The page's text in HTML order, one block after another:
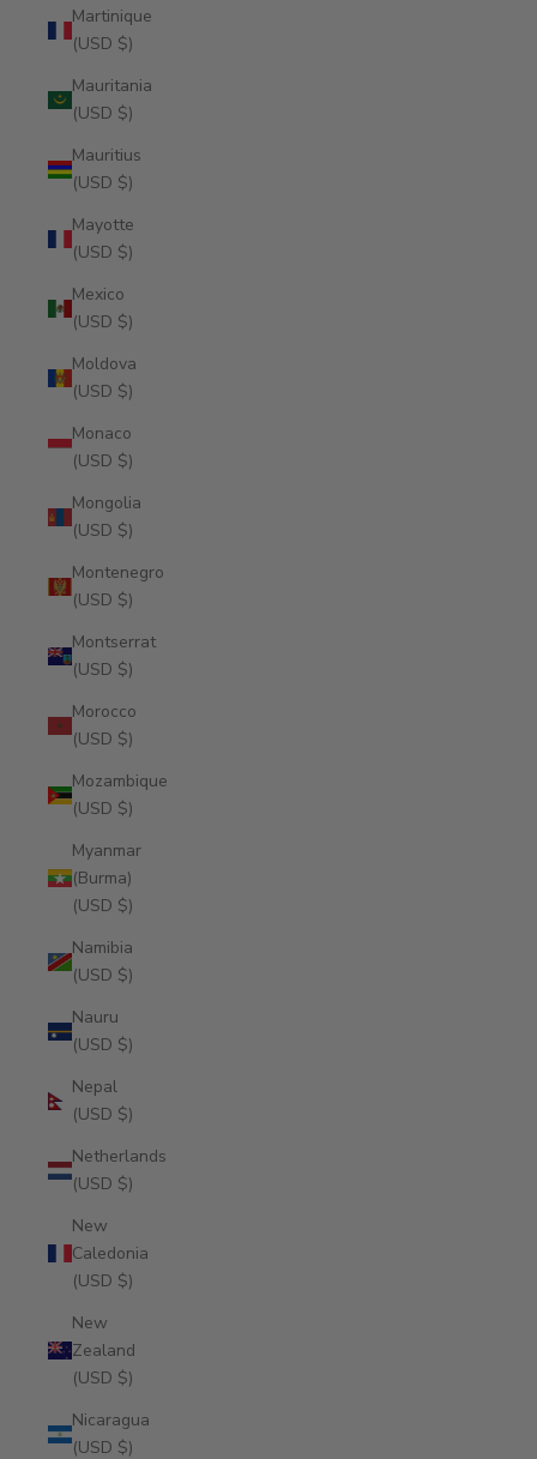
Martinique
(USD $)
Mauritania
(USD $)
Mauritius
(USD $)
Mayotte
(USD $)
Mexico
(USD $)
Moldova
(USD $)
Monaco
(USD $)
Mongolia
(USD $)
Montenegro
(USD $)
Montserrat
(USD $)
Morocco
(USD $)
Mozambique
(USD $)
Myanmar
(Burma)
(USD $)
Namibia
(USD $)
Nauru
(USD $)
Nepal
(USD $)
Netherlands
(USD $)
New
Caledonia
(USD $)
New
Zealand
(USD $)
Nicaragua
(USD $)